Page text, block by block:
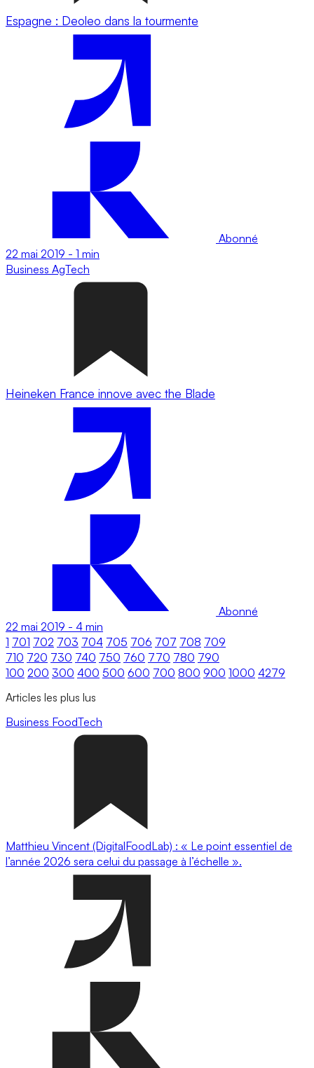
Espagne : Deoleo dans la tourmente
Abonné
22 mai 2019 - 1 min
Business AgTech
Heineken France innove avec the Blade
Abonné
22 mai 2019 - 4 min
1 701 702 703 704 705 706 707 708 709
710 720 730 740 750 760 770 780 790
100 200 300 400 500 600 700 800 900 1000 4279
Articles les plus lus
Business FoodTech
Matthieu Vincent (DigitalFoodLab) : « Le point essentiel de
l’année 2026 sera celui du passage à l’échelle ».